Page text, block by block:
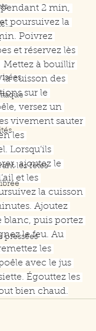
les fêtes
pressées
pendant 2 min,
poursuivez la
Poivrez
et réservez lès
Mettez à bouillir
la cuisson des
sur le
versez un
vivement sauter
les
Lorsqu’ils
ajoutez le
et les
la cuisson
Ajoutez
blanc, puis portez
le feu. Au
les
avec le jus
Égouttez les
bien chaud.